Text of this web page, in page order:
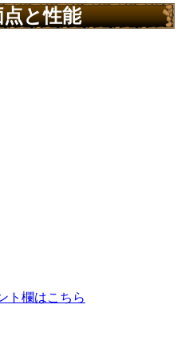
と性能
ト欄はこちら